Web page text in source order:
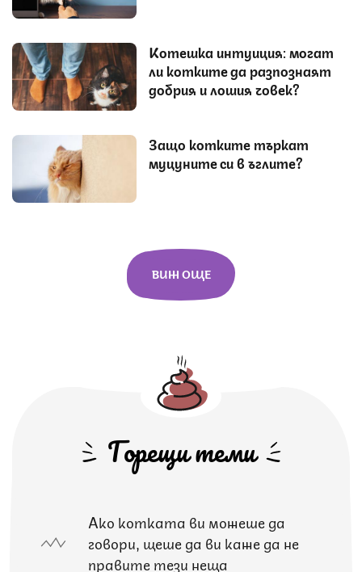
Котешка интуиция: могат
ли котките да разпознаят
добрия и лошия човек?
Защо котките търкат
муцуните си в ъглите?
ВИЖ ОЩЕ
Горещи теми
Ако котката ви можеше да
говори, щеше да ви каже да не
правите тези неща